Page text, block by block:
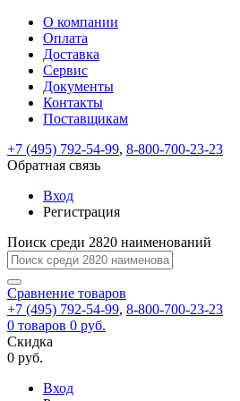
ВходРегистрация
Только
test@example.com
отправлена
по
ней
для
регистрации.
Ок
Только
Запомнить
меня
Забыли
Восстановление
пароля
Заполните
форму.
Мы
отправим
ссылку
на
указанный
электронный
адрес,
перейдя
по
которой
вы
новый
На
вашу
test@test.ru
отправлена
ссылка.
Перейдите
по
для
смены
пароля.
Введите
новый
пароль
Сменить
Пароль
успешно
Войти
Обратная
связь
Сообщение
пользовательского
соглашения
Ваше
сообщение
успешно
О компании
Оплата
Доставка
Сервис
Документы
Контакты
Поставщикам
+7 (495) 792-54-99, 8-800-700-23-23
Обратная связь
Вход
Регистрация
Поиск среди 2820 наименований
Сравнение товаров
+7 (495) 792-54-99, 8-800-700-23-23
0 товаров 0 руб.
Скидка
0 руб.
Вход